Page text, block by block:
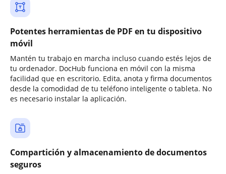
Potentes herramientas de PDF en tu dispositivo
móvil
Mantén tu trabajo en marcha incluso cuando estés lejos de
tu ordenador. DocHub funciona en móvil con la misma
facilidad que en escritorio. Edita, anota y firma documentos
desde la comodidad de tu teléfono inteligente o tableta. No
es necesario instalar la aplicación.
Compartición y almacenamiento de documentos
seguros